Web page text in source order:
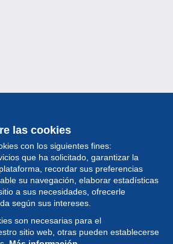
las cookies
con los siguientes fines:
que ha solicitado, garantizar la
recordar sus preferencias
su navegación, elaborar estadísticas
a sus necesidades, ofrecerle
según sus intereses.
son necesarias para el
sitio web, otras pueden establecerse